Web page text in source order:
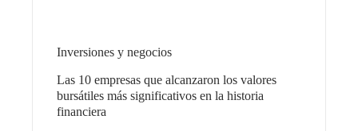
Inversiones y negocios
Las 10 empresas que alcanzaron los valores
bursátiles más significativos en la historia
financiera